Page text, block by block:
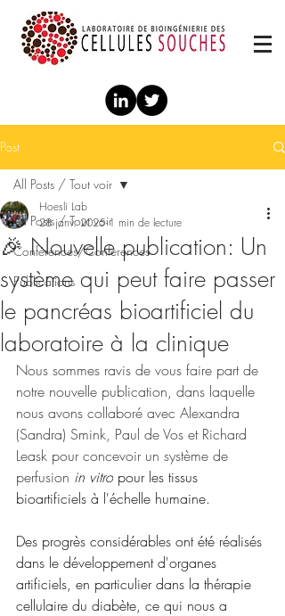
Post
All Posts / Tout voir
Conférences/Conferences
Publications
All Posts / Tout voir
🎉 Nouvelle publication: Un
système qui peut faire passer
le pancréas bioartificiel du
laboratoire à la clinique
Hoesli Lab
28 janv. 2025 1 min de lecture
Nous sommes ravis de vous faire part de
notre nouvelle publication, dans laquelle
nous avons collaboré avec Alexandra
(Sandra) Smink, Paul de Vos et Richard
Leask pour concevoir un système de
perfusion in vitro pour les tissus
bioartificiels à l'échelle humaine.
Des progrès considérables ont été réalisés
dans le développement d'organes
artificiels, en particulier dans la thérapie
cellulaire du diabète, ce qui nous a